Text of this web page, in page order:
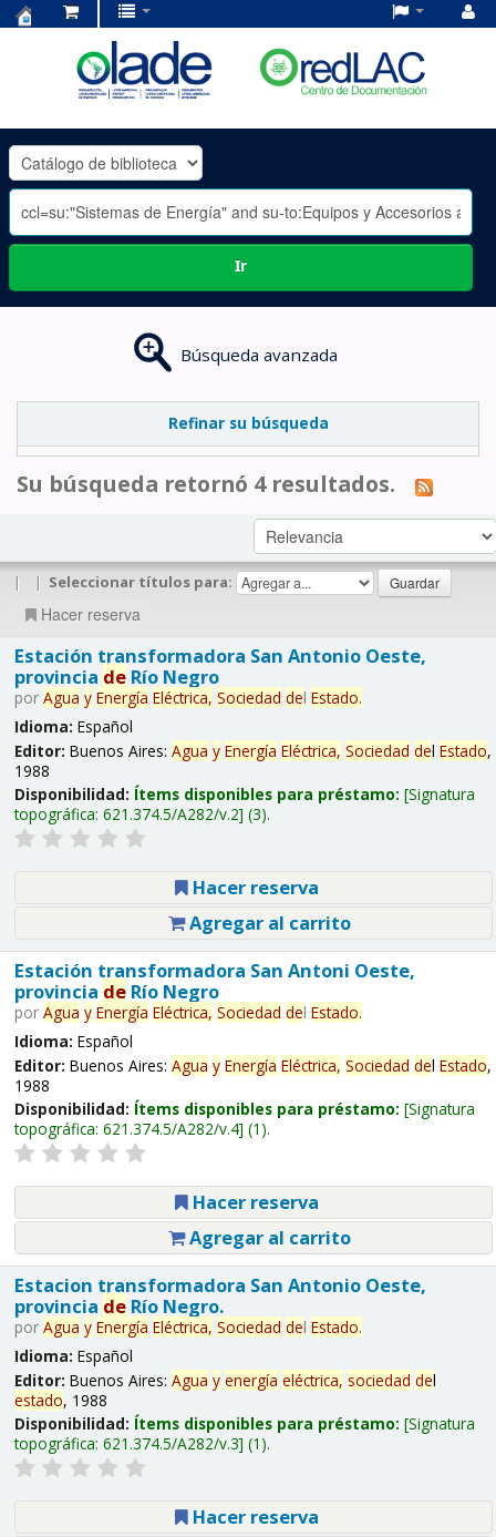
OLADE
-
Ir
Búsqueda avanzada
Refinar su búsqueda
Su búsqueda retornó 4 resultados.
| | Seleccionar títulos para:
Hacer reserva
Estación transformadora San Antonio Oeste,
provincia deRío Negro
por Agua y Energía Eléctrica, Sociedad del Estado.
Idioma: Español
Editor: Buenos Aires: Agua y Energía Eléctrica, Sociedad del Estado,
1988
Disponibilidad: Ítems disponibles para préstamo: Signatura
topográfica: 621.374.5/A282/v.2 (3).
Hacer reserva
Agregar al carrito
Estación transformadora San Antoni Oeste,
provincia deRío Negro
por Agua y Energía Eléctrica, Sociedad del Estado.
Idioma: Español
Editor: Buenos Aires: Agua y Energía Eléctrica, Sociedad del Estado,
1988
Disponibilidad: Ítems disponibles para préstamo: Signatura
topográfica: 621.374.5/A282/v.4 (1).
Hacer reserva
Agregar al carrito
Estacion transformadora San Antonio Oeste,
provincia deRío Negro.
por Agua y Energía Eléctrica, Sociedad del Estado.
Idioma: Español
Editor: Buenos Aires: Agua y energía eléctrica, sociedad del
estado, 1988
Disponibilidad: Ítems disponibles para préstamo: Signatura
topográfica: 621.374.5/A282/v.3 (1).
Hacer reserva